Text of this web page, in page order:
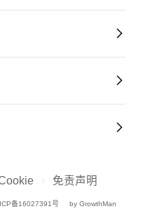
备16027391号 by GrowthMan
免责声明